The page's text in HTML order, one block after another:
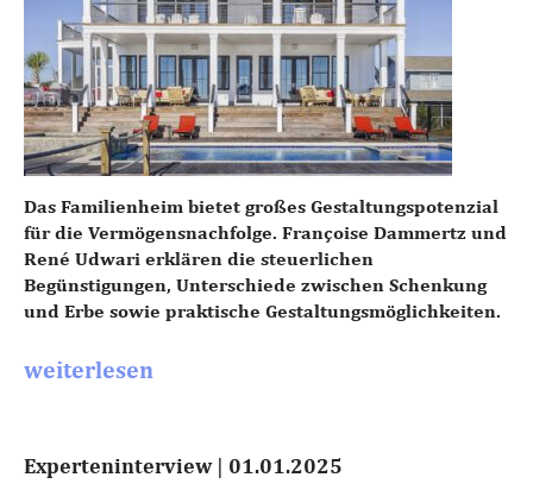
Das Familienheim bietet großes Gestaltungspotenzial
für die Vermögensnachfolge. Françoise Dammertz und
René Udwari erklären die steuerlichen
Begünstigungen, Unterschiede zwischen Schenkung
und Erbe sowie praktische Gestaltungsmöglichkeiten.
weiterlesen
Experteninterview| 01.01.2025